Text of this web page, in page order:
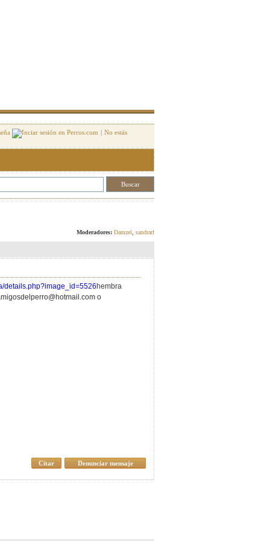
| No estás
Moderadores: Damzel sandrarf
details.php?image_id=5526 hembra
o
Denunciar mensaje
Citar